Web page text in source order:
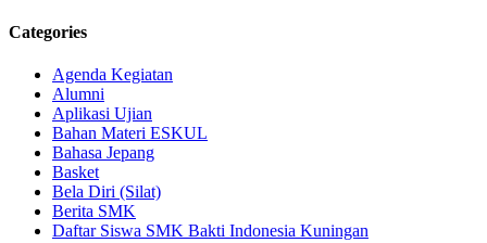
Categories
Agenda Kegiatan
Alumni
Aplikasi Ujian
Bahan Materi ESKUL
Bahasa Jepang
Basket
Bela Diri (Silat)
Berita SMK
Daftar Siswa SMK Bakti Indonesia Kuningan